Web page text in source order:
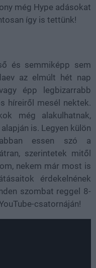
még Hype adásokat
így is tettünk!
és semmiképp sem
az elmúlt hét nap
épp legbizarrabb
híreiről mesél nektek.
még alakulhatnak,
is. Legyen külön
essen szó a
szerintetek mitől
nekem már most is
érdekelnének
szombat reggel 8-
csatornáján!